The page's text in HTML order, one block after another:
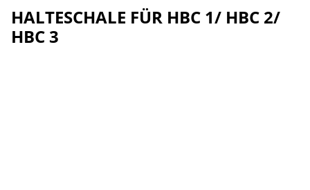
HALTESCHALE FÜR HBC 1/ HBC 2/
HBC 3